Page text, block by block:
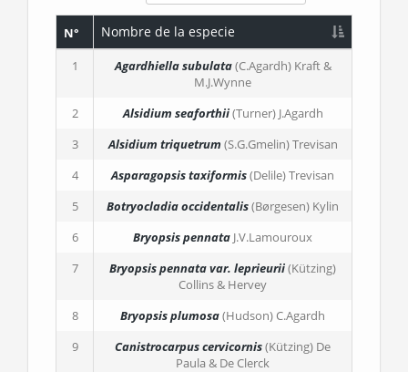
N° Nombre de la especie
1 Agardhiella subulata(C.Agardh) Kraft &
M.J.Wynne
2
Alsidium seaforthii(Turner) J.Agardh
3
Alsidium triquetrum (S.G.Gmelin) Trevisan
4
Asparagopsis taxiformis(Delile) Trevisan
5
Botryocladia occidentalis(Børgesen) Kylin
6
Bryopsis pennata J.V.Lamouroux
7
Bryopsis pennatavar. leprieurii(Kützing)
Collins & Hervey
8
Bryopsis plumosa(Hudson) C.Agardh
9
Canistrocarpus cervicornis(Kützing) De
Paula & De Clerck